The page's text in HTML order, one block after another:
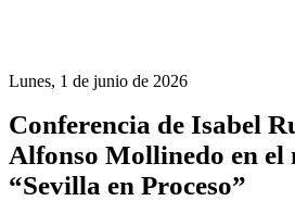
Lunes, 1 de junio de 2026
Conferencia de Isabel
Alfonso Mollinedo en el
“Sevilla en Proceso”